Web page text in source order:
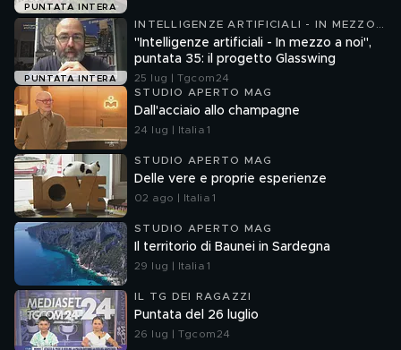
PUNTATA INTERA
PUNTATA INTERA
INTELLIGENZE ARTIFICIALI - IN MEZZO
A NOI
"Intelligenze artificiali - In mezzo a noi",
puntata 35: il progetto Glasswing
25 lug | Tgcom24
STUDIO APERTO MAG
Dall'acciaio allo champagne
24 lug | Italia 1
STUDIO APERTO MAG
Delle vere e proprie esperienze
02 ago | Italia 1
STUDIO APERTO MAG
Il territorio di Baunei in Sardegna
29 lug | Italia 1
IL TG DEI RAGAZZI
Puntata del 26 luglio
26 lug | Tgcom24